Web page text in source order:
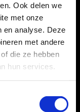
Ook delen we
met onze
en analyse. Deze
met andere
die ze hebben
hun services.